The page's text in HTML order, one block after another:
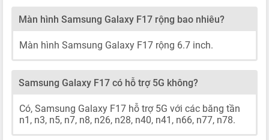
Màn hình Samsung Galaxy F17 rộng bao nhiêu?
Màn hình Samsung Galaxy F17 rộng 6.7 inch.
Samsung Galaxy F17 có hỗ trợ 5G không?
Có, Samsung Galaxy F17 hỗ trợ 5G với các băng tần
n1, n3, n5, n7, n8, n26, n28, n40, n41, n66, n77, n78.